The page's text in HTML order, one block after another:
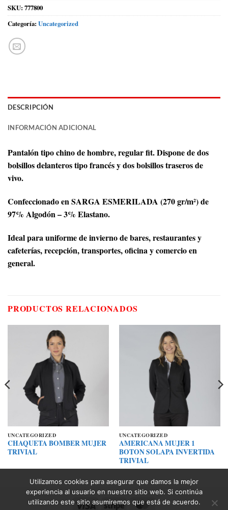
SKU: 777800
Categoría: Uncategorized
DESCRIPCIÓN
INFORMACIÓN ADICIONAL
Pantalón tipo chino de hombre, regular fit. Dispone de dos
bolsillos delanteros tipo francés y dos bolsillos traseros de
vivo.
Confeccionado en SARGA ESMERILADA (270 gr/m²) de
97% Algodón – 3% Elastano.
Ideal para uniforme de invierno de bares, restaurantes y
cafeterías, recepción, transportes, oficina y comercio en
general.
PRODUCTOS RELACIONADOS
UNCATEGORIZED
CHAQUETA BOMBER MUJER
TRIVIAL
UNCATEGORIZED
AMERICANA MUJER 1
BOTON SOLAPA INVERTIDA
TRIVIAL
Visa Stripe MasterCard
Utilizamos cookies para asegurar que damos la mejor
experiencia al usuario en nuestro sitio web. Si continúa
utilizando este sitio asumiremos que está de acuerdo.